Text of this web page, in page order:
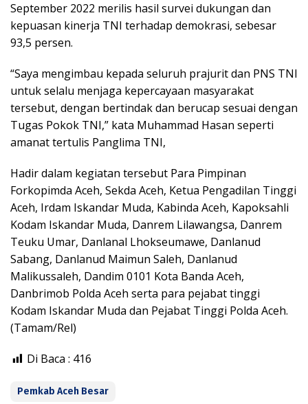
September 2022 merilis hasil survei dukungan dan
kepuasan kinerja TNI terhadap demokrasi, sebesar
93,5 persen.
“Saya mengimbau kepada seluruh prajurit dan PNS TNI
untuk selalu menjaga kepercayaan masyarakat
tersebut, dengan bertindak dan berucap sesuai dengan
Tugas Pokok TNI,” kata Muhammad Hasan seperti
amanat tertulis Panglima TNI,
Hadir dalam kegiatan tersebut Para Pimpinan
Forkopimda Aceh, Sekda Aceh, Ketua Pengadilan Tinggi
Aceh, Irdam Iskandar Muda, Kabinda Aceh, Kapoksahli
Kodam Iskandar Muda, Danrem Lilawangsa, Danrem
Teuku Umar, Danlanal Lhokseumawe, Danlanud
Sabang, Danlanud Maimun Saleh, Danlanud
Malikussaleh, Dandim 0101 Kota Banda Aceh,
Danbrimob Polda Aceh serta para pejabat tinggi
Kodam Iskandar Muda dan Pejabat Tinggi Polda Aceh.
(Tamam/Rel)
Di Baca : 416
Pemkab Aceh Besar